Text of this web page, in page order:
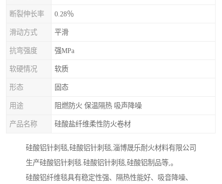
断裂伸长率 0.28％
滑动方式 平滑
抗弯强度 强MPa
软硬情况 软质
形态 固态
用途 阻燃防火 保温隔热 吸声降噪
产品名称 硅酸盐纤维柔性防火卷材
硅酸铝针刺毯,硅酸铝针刺毯,淄博晟乐耐火材料有限公司
生产硅酸铝针刺毯.硅酸铝针刺毯,硅酸铝制品等,。
硅酸铝纤维毯具有稳定性强、隔热性能好、吸音降噪、